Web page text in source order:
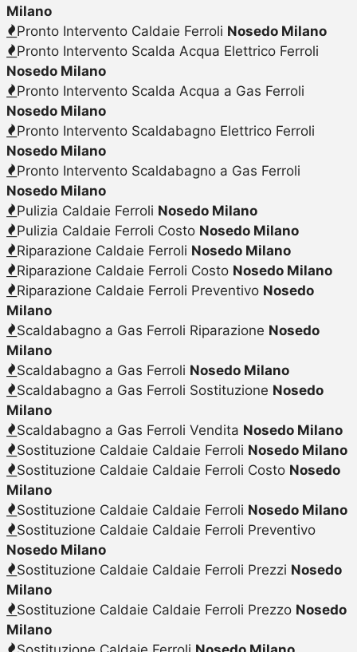
Milano
Pronto Intervento Caldaie Ferroli Nosedo Milano
Pronto Intervento Scalda Acqua Elettrico Ferroli
Nosedo Milano
Pronto Intervento Scalda Acqua a Gas Ferroli
Nosedo Milano
Pronto Intervento Scaldabagno Elettrico Ferroli
Nosedo Milano
Pronto Intervento Scaldabagno a Gas Ferroli
Nosedo Milano
Pulizia Caldaie Ferroli Nosedo Milano
Pulizia Caldaie Ferroli Costo Nosedo Milano
Riparazione Caldaie Ferroli Nosedo Milano
Riparazione Caldaie Ferroli Costo Nosedo Milano
Riparazione Caldaie Ferroli Preventivo Nosedo
Milano
Scaldabagno a Gas Ferroli Riparazione Nosedo
Milano
Scaldabagno a Gas Ferroli Nosedo Milano
Scaldabagno a Gas Ferroli Sostituzione Nosedo
Milano
Scaldabagno a Gas Ferroli Vendita Nosedo Milano
Sostituzione Caldaie Caldaie Ferroli Nosedo Milano
Sostituzione Caldaie Caldaie Ferroli Costo Nosedo
Milano
Sostituzione Caldaie Caldaie Ferroli Nosedo Milano
Sostituzione Caldaie Caldaie Ferroli Preventivo
Nosedo Milano
Sostituzione Caldaie Caldaie Ferroli Prezzi Nosedo
Milano
Sostituzione Caldaie Caldaie Ferroli Prezzo Nosedo
Milano